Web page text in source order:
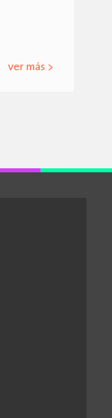
ver más >